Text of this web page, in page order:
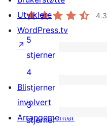
4.3
5
5-
star
reviews
5
stjerner
0
4-
star
4
stjerner
0
3
stjerner
Utviklere
WordPress.tv
↗
Bli
involvert
Arrangementer